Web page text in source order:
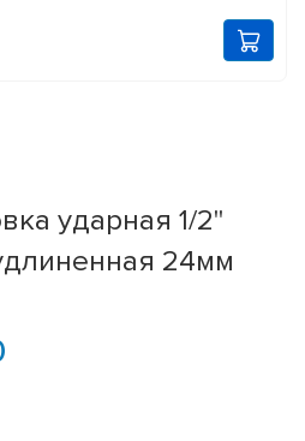
ударная 1/2"
24мм